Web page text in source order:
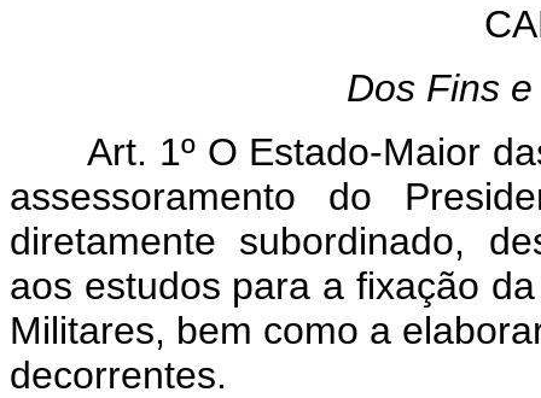
Dos Fins
Art. 1º O Estado-Maior
assessoramento do
diretamente subordinado,
aos estudos para a fixação
Militares, bem como a
decorrentes.